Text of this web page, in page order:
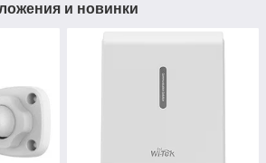
и новинки